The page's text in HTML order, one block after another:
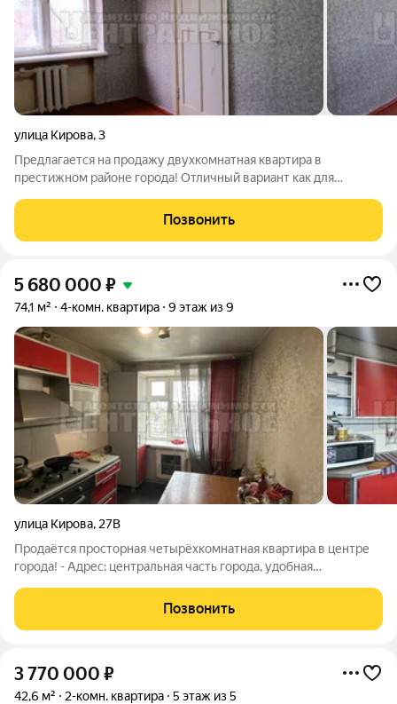
улица Кирова,3
Предлагается на продажу двухкомнатная квартира в
престижном районе города! Отличный вариант как для
востребованы) так и для жизни! Один собственник. Без
обременений. Быстрый выход на сделку. Ключи в
Позвонить
5 680 000 ₽
74,1 м² 4-комн. квартира 9 этаж из 9
улица Кирова, 27В
Продаётся просторная четырёхкомнатная квартира в центре
города! - Адрес: центральная часть города, удобная
изолированные комнаты, большая кухня, раздельный санузел.
- установлены стеклопакеты и
Позвонить
3 770 000 ₽
42,6 м² 2-комн. квартира 5 этаж из 5